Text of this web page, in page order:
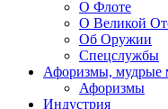
О Флоте
О Великой
Об Оружии
Спецслужбы
Афоризмы, мудрые
Афоризмы
Индустрия